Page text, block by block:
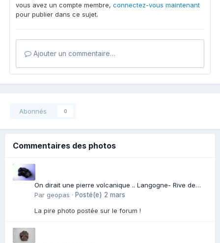
vous avez un compte membre, connectez-vous maintenant
pour publier dans ce sujet.
Ajouter un commentaire…
Abonnés 0
Commentaires des photos
On dirait une pierre volcanique .. Langogne- Rive de
l\'Alli
Par geopas · Posté(e) 2 mars
La pire photo postée sur le forum !